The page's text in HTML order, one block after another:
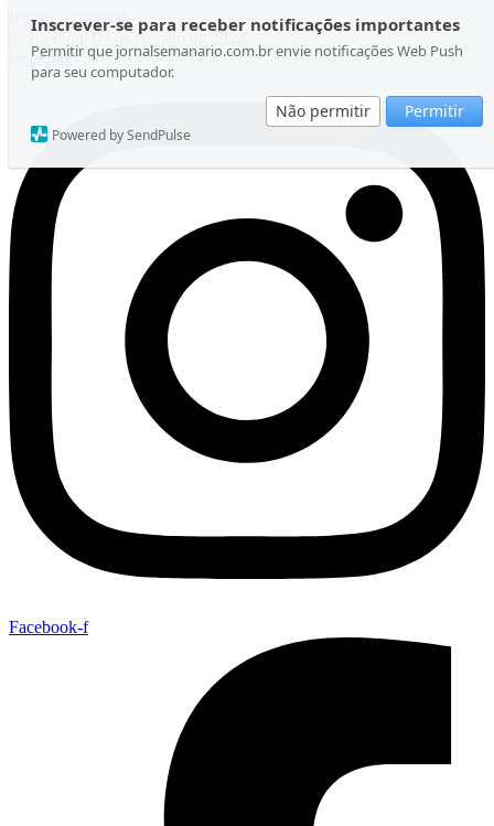
Inscrever-se para receber notificações importantes
Permitir que jornalsemanario.com.br envie notificações Web Push
para seu computador.
Não permitir Permitir
Powered by SendPulse
Ir para o conteúdo
Sexta-feira, 07 de Agosto de 2026
Instagram
Facebook-f